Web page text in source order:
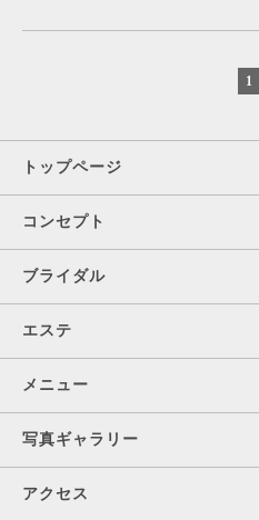
1
トップページ
コンセプト
ブライダル
エステ
メニュー
写真ギャラリー
アクセス